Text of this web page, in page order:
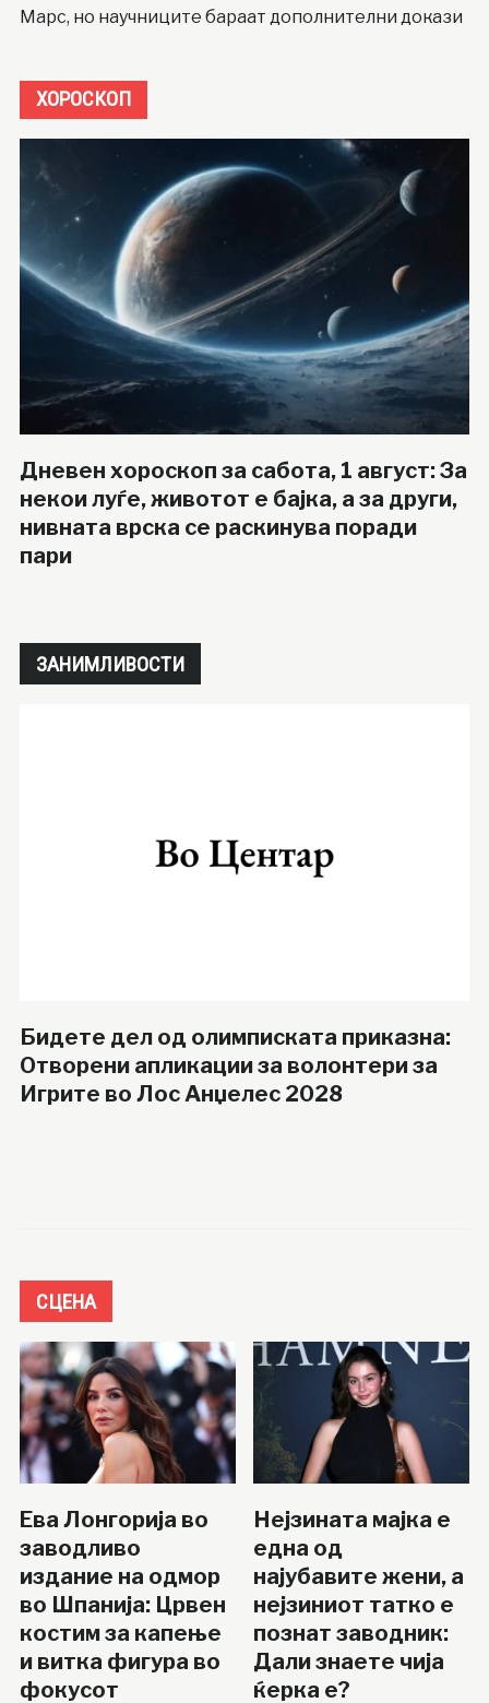
Марс, но научниците бараат дополнителни докази
ХОРОСКОП
Дневен хороскоп за сабота, 1 август: За
некои луѓе, животот е бајка, а за други,
нивната врска се раскинува поради
пари
ЗАНИМЛИВОСТИ
Бидете дел од олимписката приказна:
Отворени апликации за волонтери за
Игрите во Лос Анџелес 2028
СЦЕНА
Ева Лонгорија во
заводливо
издание на одмор
во Шпанија: Црвен
костим за капење
и витка фигура во
фокусот
Нејзината мајка е
една од
најубавите жени, а
нејзиниот татко е
познат заводник:
Дали знаете чија
ќерка е?